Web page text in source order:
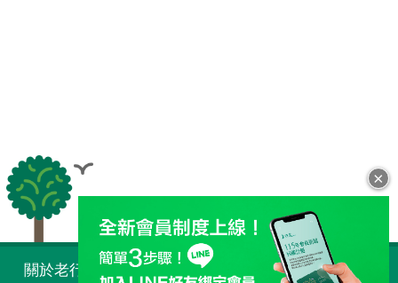
全站導覽
最新消息
關於老行家 Taiwan 購物須知 常見問題 人才招募
×